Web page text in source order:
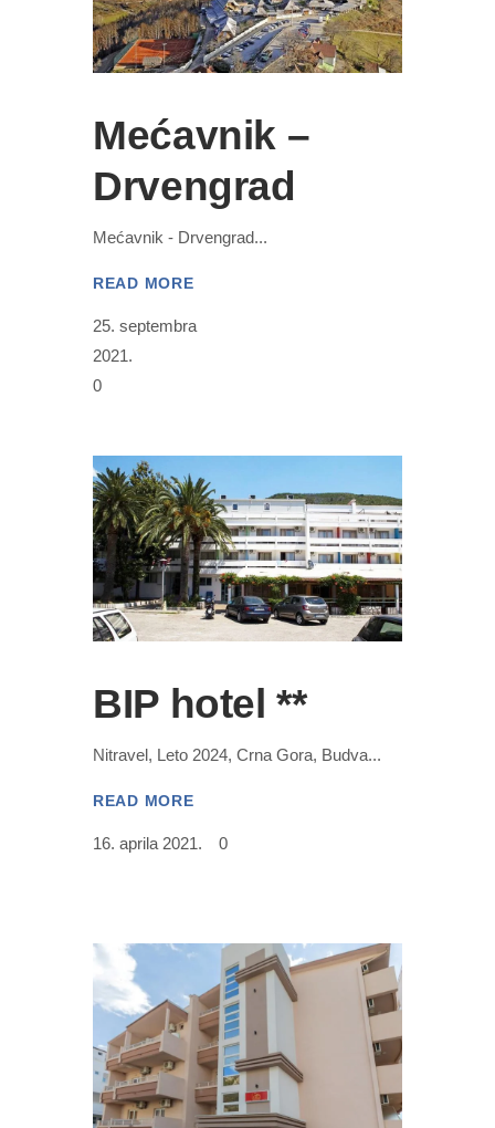
Mećavnik –
Drvengrad
Mećavnik - Drvengrad
READ MORE
25. septembra
2021.
0
BIP hotel **
Nitravel, Leto 2024, Crna Gora, Budva
READ MORE
16. aprila 2021. 0